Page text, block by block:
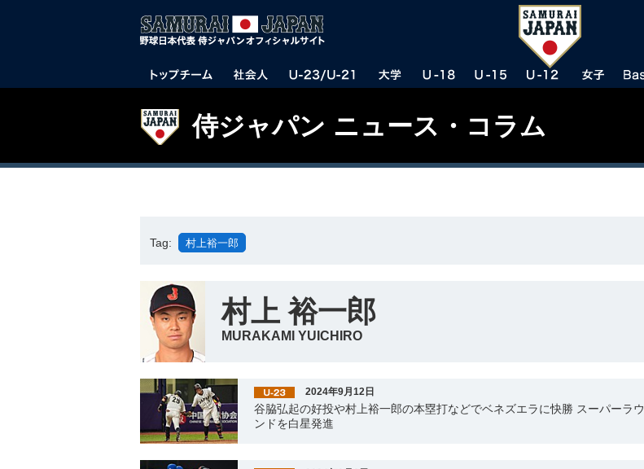
侍ジャパン ニュース・コラム
Tag: 村上裕一郎
村上 裕一郎
MURAKAMI YUICHIRO
2024年9月12日
谷脇弘起の好投や村上裕一郎の本塁打などでベネズエラに快勝 スーパーラウ
ンドを白星発進